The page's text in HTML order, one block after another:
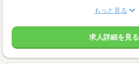
もっと見る
求人詳細を見る